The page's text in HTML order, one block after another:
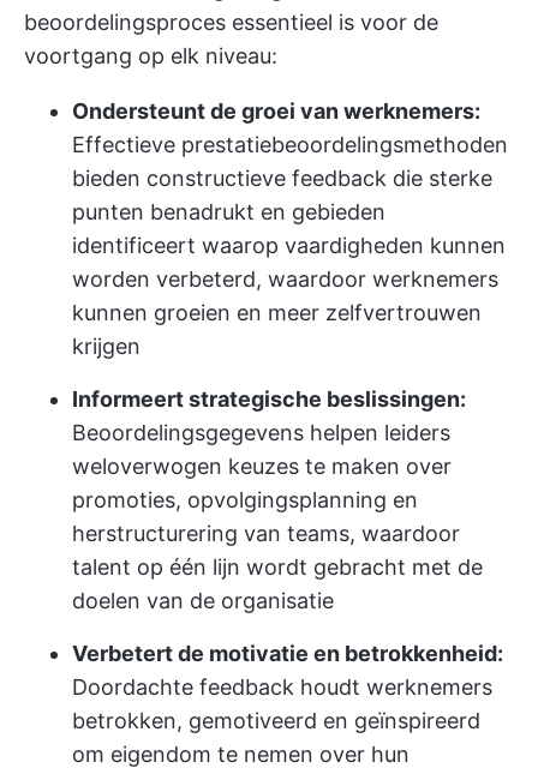
beoordelingsproces essentieel is voor de
voortgang op elk niveau:
Ondersteunt de groei van werknemers:
Effectieve prestatiebeoordelingsmethoden
bieden constructieve feedback die sterke
punten benadrukt en gebieden
identificeert waarop vaardigheden kunnen
worden verbeterd, waardoor werknemers
kunnen groeien en meer zelfvertrouwen
krijgen
Informeert strategische beslissingen:
Beoordelingsgegevens helpen leiders
weloverwogen keuzes te maken over
promoties, opvolgingsplanning en
herstructurering van teams, waardoor
talent op één lijn wordt gebracht met de
doelen van de organisatie
Verbetert de motivatie en betrokkenheid:
Doordachte feedback houdt werknemers
betrokken, gemotiveerd en geïnspireerd
om eigendom te nemen over hun